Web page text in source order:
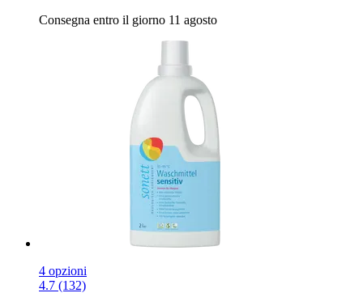
Consegna entro il giorno 11 agosto
4 opzioni
4.7 (132)